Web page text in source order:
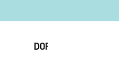
DOPLNKY